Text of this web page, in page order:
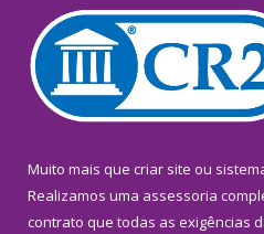
Muito mais que criar site ou
Realizamos uma assessoria
contrato que todas as exigências